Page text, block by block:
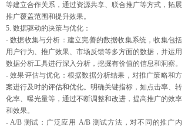
等建立合作关系，通过资源共享、联合推广等方式，拓展
推广覆盖范围和提升效果。
5. 数据驱动的决策与优化：
- 数据收集与分析：建立完善的数据收集系统，收集包括
用户行为、推广效果、市场反馈等多方面的数据，并运用
数据分析工具进行深入分析，挖掘有价值的信息和洞察。
- 效果评估与优化：根据数据分析结果，对推广策略和方
案进行及时的评估和优化。明确关键指标，如点击率、转
化率、曝光量等，通过不断调整和改进，提高推广的效率
和效果。
- A/B 测试：广泛应用 A/B 测试方法，对不同的推广内